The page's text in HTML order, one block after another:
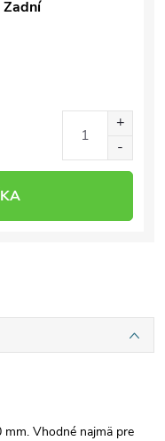
Vhodné najmä pre